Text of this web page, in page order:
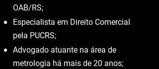
OAB/RS;
Especialista em Direito Comercial
pela PUCRS;
Advogado atuante na área de
metrologia há mais de 20 anos;